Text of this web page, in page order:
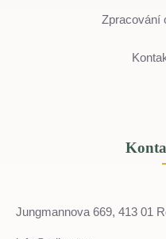
Zpracování
Jungmannova 669, 413 01